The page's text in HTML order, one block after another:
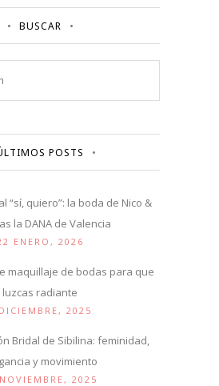
BUSCAR
POSTS
“sí, quiero”: la boda de Nico &
la DANA de Valencia
ENERO, 2026
maquillaje de bodas para que
luzcas radiante
2025
Bridal de Sibilina: feminidad,
y movimiento
2025